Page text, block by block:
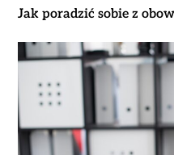
Jak poradzić sobie z